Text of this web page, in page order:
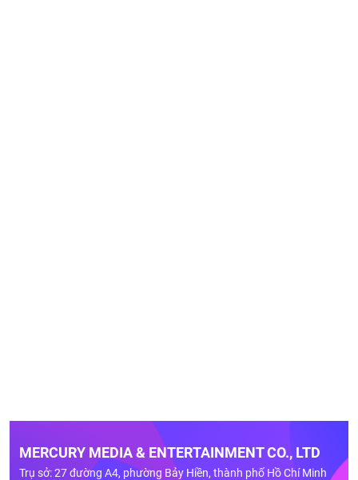
MERCURY MEDIA & ENTERTAINMENT CO., LTD
Trụ sở: 27 đường A4, phường Bảy Hiền, thành phố Hồ Chí Minh